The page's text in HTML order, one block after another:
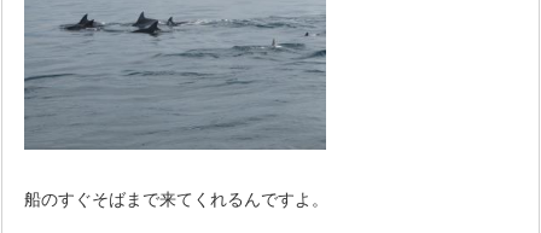
船のすぐそばまで来てくれるんですよ。